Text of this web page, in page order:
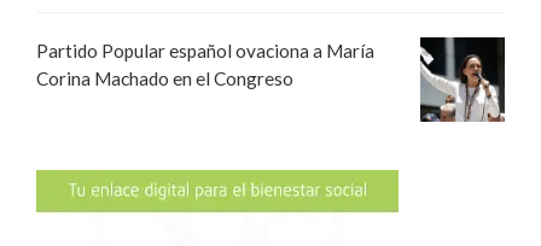
Partido Popular español ovaciona a María
Corina Machado en el Congreso